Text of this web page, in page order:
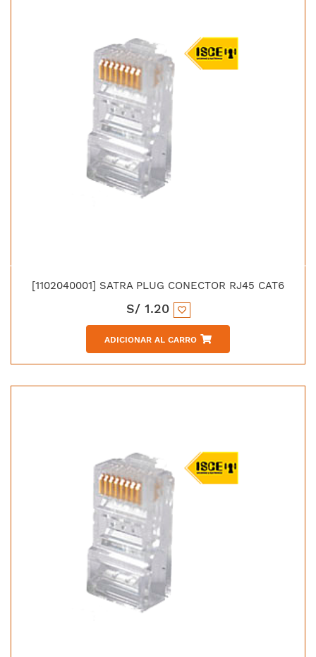
[1102040001] SATRA PLUG CONECTOR RJ45 CAT6
S/ 1.20
ADICIONAR AL CARRO